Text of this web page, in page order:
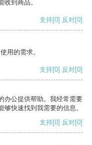
到商品。
支持[0] 反对[0]
用的需求。
支持[0] 反对[0]
办公提供帮助。我经常需要
快速找到我需要的信息。
支持[0] 反对[0]